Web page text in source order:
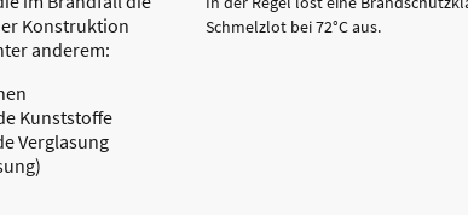
Konstruktion
anderem:
Kunststoffe
Verglasung
Schmelzlot bei 72°C aus.